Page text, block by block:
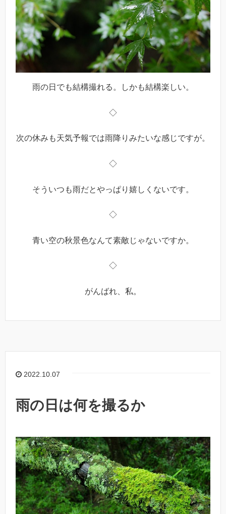
雨の日でも結構撮れる。しかも結構楽しい。
◇
次の休みも天気予報では雨降りみたいな感じですが。
◇
そういつも雨だとやっぱり嬉しくないです。
◇
青い空の秋景色なんて素敵じゃないですか。
◇
がんばれ、私。
2022.10.07
雨の日は何を撮るか